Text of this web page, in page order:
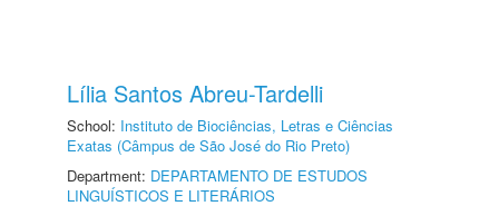
Lília Santos Abreu-Tardelli
School: Instituto de Biociências, Letras e Ciências
Exatas (Câmpus de São José do Rio Preto)
Department: DEPARTAMENTO DE ESTUDOS
LINGUÍSTICOS E LITERÁRIOS